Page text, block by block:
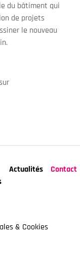
du bâtiment qui
de projets
le nouveau
Actualités Contact
& Cookies